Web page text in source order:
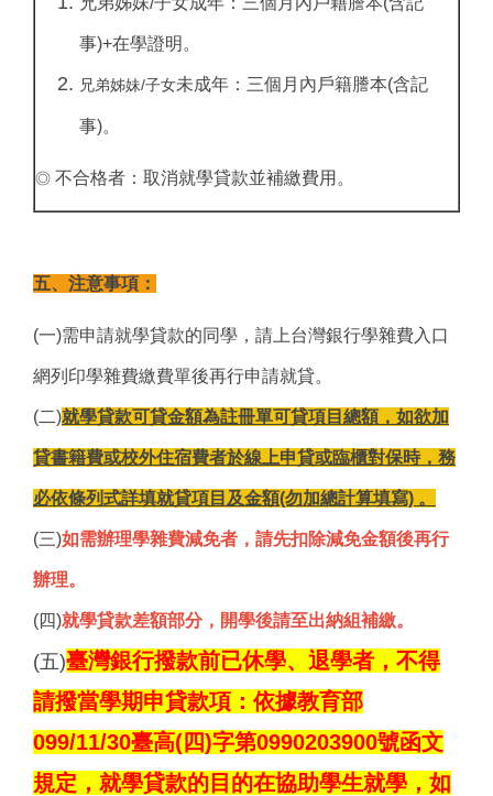
事)+在學證明。
兄弟姊妹/子女未成年：三個月內戶籍謄本(含記
事)。
◎ 不合格者：取消就學貸款並補繳費用。
五、注意事項：
(一)需申請就學貸款的同學，請上台灣銀行學雜費入口
網列印學雜費繳費單後再行申請就貸。
(二)就學貸款可貸金額為註冊單可貸項目總額，如欲加
貸書籍費或校外住宿費者於線上申貸或臨櫃對保時，務
必依條列式詳填就貸項目及金額(勿加總計算填寫) 。
(三)如需辦理學雜費減免者，請先扣除減免金額後再行
辦理。
(四)就學貸款差額部分，開學後請至出納組補繳。
(五)臺灣銀行撥款前已休學、退學者，不得
請撥當學期申貸款項：​依據教育部
099/11/30臺高(四)字第0990203900號函文
規定，就學貸款的目的在協助學生就學，如